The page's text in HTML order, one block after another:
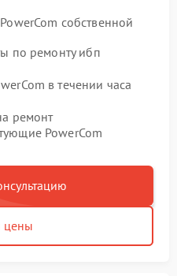
собственной
по ремонту ибп
в течении часа
ремонт
PowerCom